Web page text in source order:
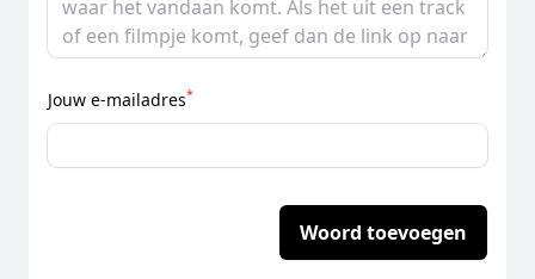
Jouw e-mailadres*
Woord toevoegen